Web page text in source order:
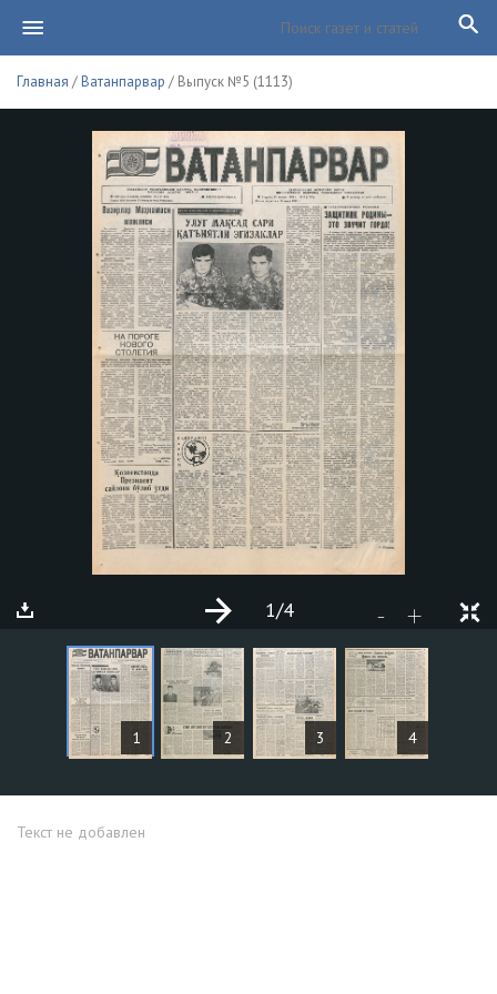
Главная /Ватанпарвар / Выпуск №5 (1113)
1 2 3 4
- +
1/4
СТАТЬИ
Текст не добавлен